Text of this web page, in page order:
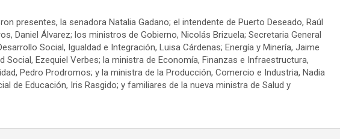
presentes, la senadora Natalia Gadano; el intendente de Puerto Deseado, Raúl
Daniel Álvarez; los ministros de Gobierno, Nicolás Brizuela; Secretaria General
Social, Igualdad e Integración, Luisa Cárdenas; Energía y Minería, Jaime
Social, Ezequiel Verbes; la ministra de Economía, Finanzas e Infraestructura,
Pedro Prodromos; y la ministra de la Producción, Comercio e Industria, Nadia
de Educación, Iris Rasgido; y familiares de la nueva ministra de Salud y